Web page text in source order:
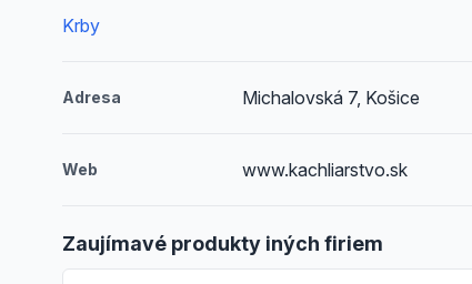
Krby
Adresa Michalovská 7, Košice
Web www.kachliarstvo.sk
Zaujímavé produkty iných firiem